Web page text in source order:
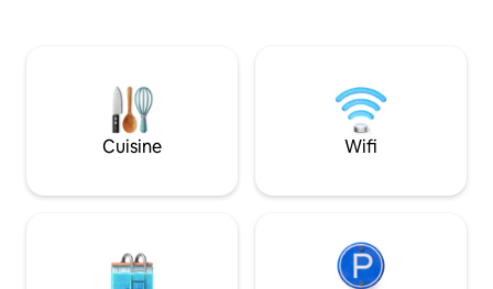
puissiez rester à l'intérieur et préparer
de délicieux repas. C'est un endroit
calme et isolé avec un gouffre d'eau
douce de l'autre côté de la route pour
Cuisine Wifi